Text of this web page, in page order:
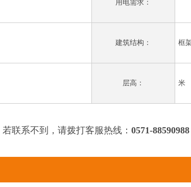
用电需求：
建筑结构： 框
层高： 米
联系不到，请拨打客服热线： 0571-88590988